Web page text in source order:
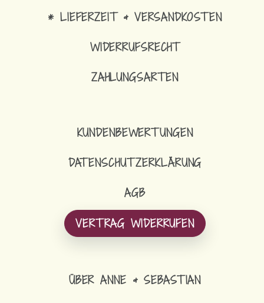
* LIEFERZEIT & VERSANDKOSTEN
WIDERRUFSRECHT
ZAHLUNGSARTEN
KUNDENBEWERTUNGEN
DATENSCHUTZERKLÄRUNG
AGB
VERTRAG WIDERRUFEN
ÜBER ANNE & SEBASTIAN